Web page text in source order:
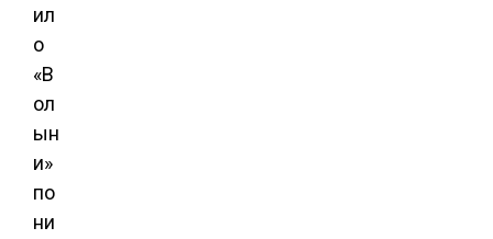
ил
о
«В
ол
ын
и»
по
ни